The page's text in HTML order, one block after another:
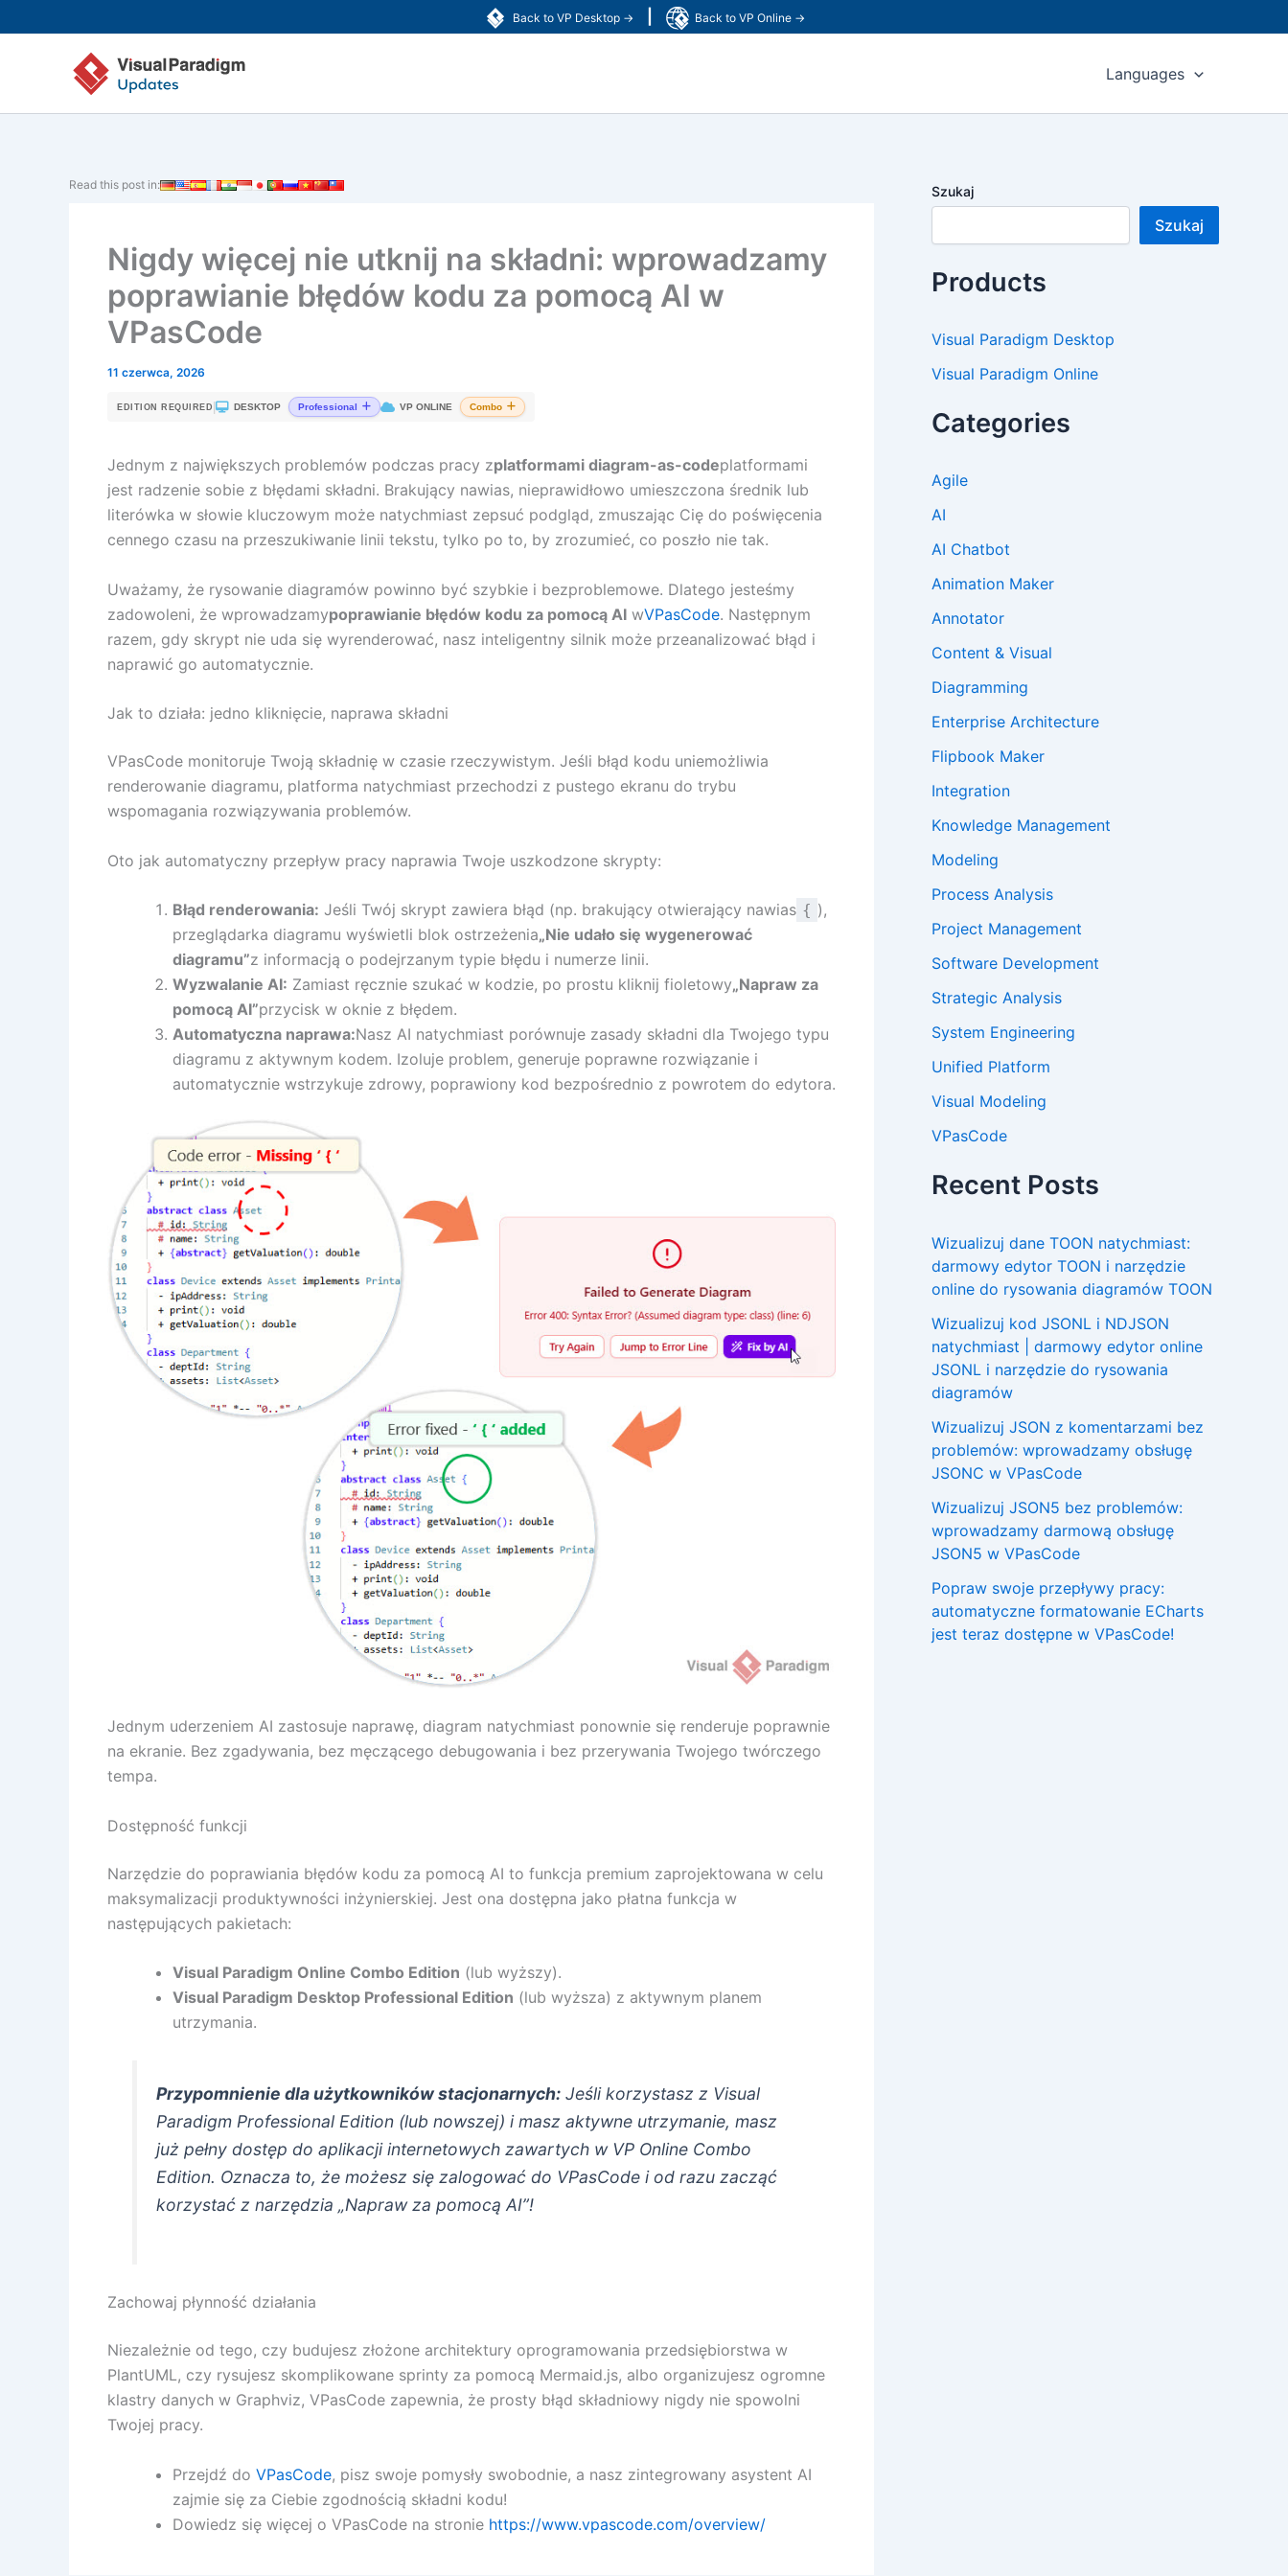
Back to VP Desktop → Back to VP Online →
do
Languages
Read this post in:
Nigdy więcej nie utknij na składni: wprowadzamy
poprawianie błędów kodu za pomocą AI w
VPasCode
11 czerwca, 2026
EDITION REQUIRED DESKTOP Professional VP ONLINE Combo
Jednym z największych problemów podczas pracy zplatformami diagram-as-codeplatformami
jest radzenie sobie z błędami składni. Brakujący nawias, nieprawidłowo umieszczona średnik lub
literówka w słowie kluczowym może natychmiast zepsuć podgląd, zmuszając Cię do poświęcenia
cennego czasu na przeszukiwanie linii tekstu, tylko po to, by zrozumieć, co poszło nie tak.
Uważamy, że rysowanie diagramów powinno być szybkie i bezproblemowe. Dlatego jesteśmy
zadowoleni, że wprowadzamypoprawianie błędów kodu za pomocą AI wVPasCode. Następnym
razem, gdy skrypt nie uda się wyrenderować, nasz inteligentny silnik może przeanalizować błąd i
naprawić go automatycznie.
Jak to działa: jedno kliknięcie, naprawa składni
VPasCode monitoruje Twoją składnię w czasie rzeczywistym. Jeśli błąd kodu uniemożliwia
renderowanie diagramu, platforma natychmiast przechodzi z pustego ekranu do trybu
wspomagania rozwiązywania problemów.
Oto jak automatyczny przepływ pracy naprawia Twoje uszkodzone skrypty:
Błąd renderowania: Jeśli Twój skrypt zawiera błąd (np. brakujący otwierający nawias { ),
przeglądarka diagramu wyświetli blok ostrzeżenia„Nie udało się wygenerować
diagramu”z informacją o podejrzanym typie błędu i numerze linii.
Wyzwalanie AI: Zamiast ręcznie szukać w kodzie, po prostu kliknij fioletowy„Napraw za
pomocą AI”przycisk w oknie z błędem.
Automatyczna naprawa:Nasz AI natychmiast porównuje zasady składni dla Twojego typu
diagramu z aktywnym kodem. Izoluje problem, generuje poprawne rozwiązanie i
automatycznie wstrzykuje zdrowy, poprawiony kod bezpośrednio z powrotem do edytora.
Jednym uderzeniem AI zastosuje naprawę, diagram natychmiast ponownie się renderuje poprawnie
na ekranie. Bez zgadywania, bez męczącego debugowania i bez przerywania Twojego twórczego
tempa.
Dostępność funkcji
Narzędzie do poprawiania błędów kodu za pomocą AI to funkcja premium zaprojektowana w celu
maksymalizacji produktywności inżynierskiej. Jest ona dostępna jako płatna funkcja w
następujących pakietach:
Visual Paradigm Online Combo Edition (lub wyższy).
Visual Paradigm Desktop Professional Edition (lub wyższa) z aktywnym planem
utrzymania.
Przypomnienie dla użytkowników stacjonarnych: Jeśli korzystasz z Visual
Paradigm Professional Edition (lub nowszej) i masz aktywne utrzymanie, masz
już pełny dostęp do aplikacji internetowych zawartych w VP Online Combo
Edition. Oznacza to, że możesz się zalogować do VPasCode i od razu zacząć
korzystać z narzędzia „Napraw za pomocą AI”!
Zachowaj płynność działania
Niezależnie od tego, czy budujesz złożone architektury oprogramowania przedsiębiorstwa w
PlantUML, czy rysujesz skomplikowane sprinty za pomocą Mermaid.js, albo organizujesz ogromne
klastry danych w Graphviz, VPasCode zapewnia, że prosty błąd składniowy nigdy nie spowolni
Twojej pracy.
Przejdź do VPasCode, pisz swoje pomysły swobodnie, a nasz zintegrowany asystent AI
zajmie się za Ciebie zgodnością składni kodu!
Dowiedz się więcej o VPasCode na stronie https://www.vpascode.com/overview/
Szukaj
Szukaj
Products
Visual Paradigm Desktop
Visual Paradigm Online
Categories
Agile
AI
AI Chatbot
Animation Maker
Annotator
Content & Visual
Diagramming
Enterprise Architecture
Flipbook Maker
Integration
Knowledge Management
Modeling
Process Analysis
Project Management
Software Development
Strategic Analysis
System Engineering
Unified Platform
Visual Modeling
VPasCode
Recent Posts
Wizualizuj dane TOON natychmiast:
darmowy edytor TOON i narzędzie
online do rysowania diagramów TOON
Wizualizuj kod JSONL i NDJSON
natychmiast | darmowy edytor online
JSONL i narzędzie do rysowania
diagramów
Wizualizuj JSON z komentarzami bez
problemów: wprowadzamy obsługę
JSONC w VPasCode
Wizualizuj JSON5 bez problemów:
wprowadzamy darmową obsługę
JSON5 w VPasCode
Popraw swoje przepływy pracy:
automatyczne formatowanie ECharts
jest teraz dostępne w VPasCode!